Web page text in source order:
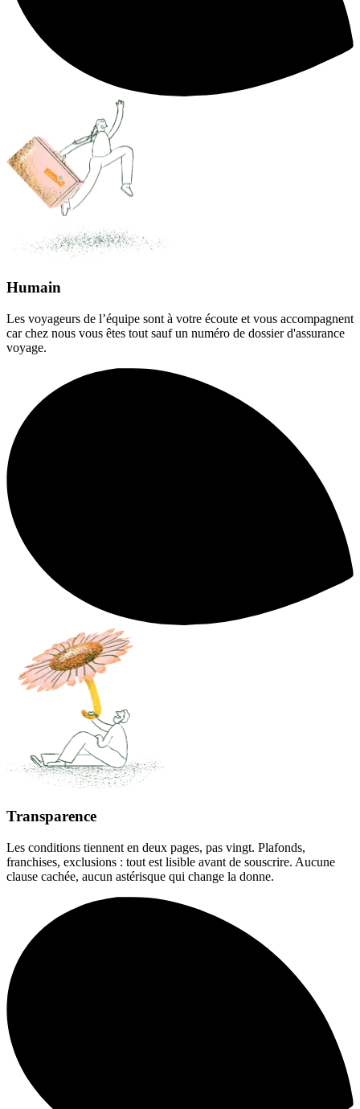
Humain
Les voyageurs de l’équipe sont à votre écoute et vous accompagnent
car chez nous vous êtes tout sauf un numéro de dossier d'assurance
voyage.
Transparence
Les conditions tiennent en deux pages, pas vingt. Plafonds,
franchises, exclusions : tout est lisible avant de souscrire. Aucune
clause cachée, aucun astérisque qui change la donne.